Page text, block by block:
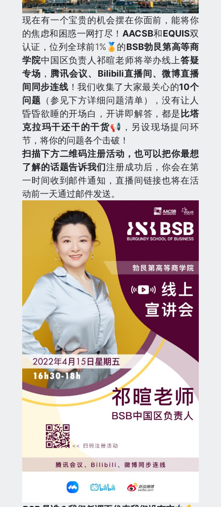
现在有一个宝贵的机会摆在你面前，能将你
的焦虑和困惑一网打尽！ AACSB和EQUIS双
认证，位列全球前1%🏅️的BSB勃艮第高等商
学院中国区负责人祁暄老师将举办线上答疑
专场 ， 腾讯会议、Bilibili直播间、微博直播
间同步连线 ！我们收集了大家最关心的10个
问题 （参见下方详细问题清单），没有让人
昏昏欲睡的开场白，开讲即解答，都是 比塔
克拉玛干还干的干货📢，另设现场提问环
节，将你的问题各个击破！
扫描下方二维码注册活动，也可以把你最想
了解的话题告诉我们注册成功后，你会在第
一时间收到邮件通知，直播间链接也将在活
动前一天通过邮件发送。